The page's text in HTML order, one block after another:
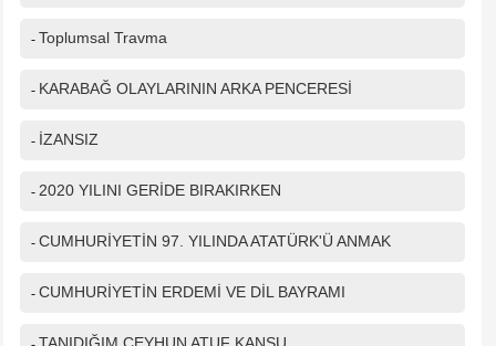
IP Adresiniz
- Toplumsal Travma
- KARABAĞ OLAYLARININ ARKA PENCERESİ
- İZANSIZ
- 2020 YILINI GERİDE BIRAKIRKEN
- CUMHURİYETİN 97. YILINDA ATATÜRK'Ü ANMAK
- CUMHURİYETİN ERDEMİ VE DİL BAYRAMI